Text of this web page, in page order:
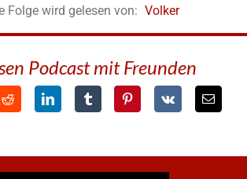
Folge wird gelesen von: Volker
Podcast mit Freunden